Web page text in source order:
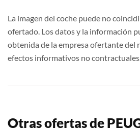
La imagen del coche puede no
ofertado. Los datos y la información
obtenida de la empresa ofertante del
efectos informativos no
Otras ofertas de